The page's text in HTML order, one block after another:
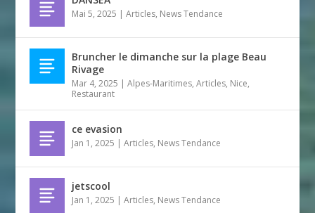
Mai 5, 2025 |Articles, News Tendance
Bruncher le dimanche sur la plage Beau
Rivage
Mar 4, 2025 |Alpes-Maritimes,Articles, Nice,
Restaurant
ce evasion
Jan 1, 2025 |Articles, News Tendance
jetscool
Jan 1, 2025 |Articles, News Tendance